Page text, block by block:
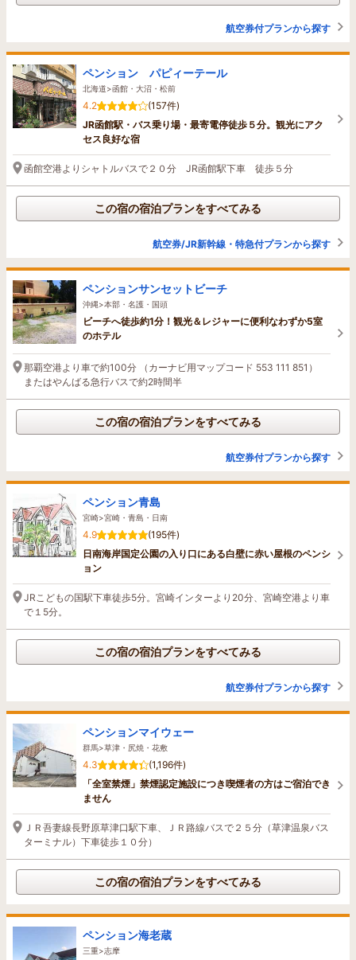
航空券付プランから探す
ペンション パピィーテール
北海道>函館・大沼・松前
4.2
(157件)
JR函館駅・バス乗り場・最寄電停徒歩５分。観光にアク
セス良好な宿
函館空港よりシャトルバスで２０分 JR函館駅下車 徒歩５分
この宿の宿泊プランをすべてみる
航空券/JR新幹線・特急付プランから探す
ペンションサンセットビーチ
沖縄>本部・名護・国頭
ビーチへ徒歩約1分！観光＆レジャーに便利なわずか5室
のホテル
那覇空港より車で約100分 （カーナビ用マップコード 553 111 851）
またはやんばる急行バスで約2時間半
この宿の宿泊プランをすべてみる
航空券付プランから探す
ペンション青島
宮崎>宮崎・青島・日南
4.9
(195件)
日南海岸国定公園の入り口にある白壁に赤い屋根のペンシ
ョン
JRこどもの国駅下車徒歩5分。宮崎インターより20分、宮崎空港より車
で１5分。
この宿の宿泊プランをすべてみる
航空券付プランから探す
ペンションマイウェー
群馬>草津・尻焼・花敷
4.3
(1,196件)
「全室禁煙」禁煙認定施設につき喫煙者の方はご宿泊でき
ません
ＪＲ吾妻線長野原草津口駅下車、ＪＲ路線バスで２５分（草津温泉バス
ターミナル）下車徒歩１０分）
この宿の宿泊プランをすべてみる
ペンション海老蔵
三重>志摩